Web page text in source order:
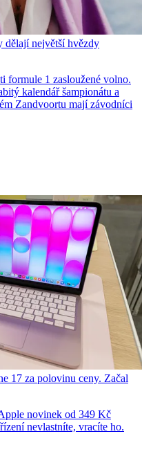
dělají největší hvězdy
formule 1 zasloužené volno.
kalendář šampionátu a
Zandvoortu mají závodníci
17 za polovinu ceny. Začal
novinek od 349 Kč
nevlastníte, vracíte ho.